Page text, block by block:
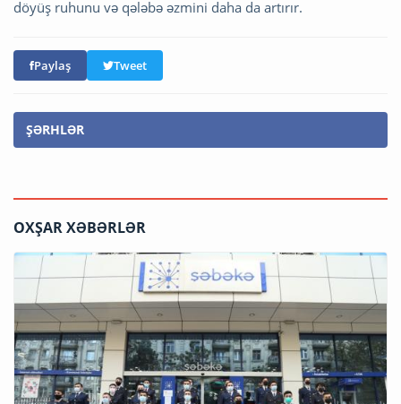
döyüş ruhunu və qələbə əzmini daha da artırır.
Paylaş Tweet
ŞƏRHLƏR
OXŞAR XƏBƏRLƏR